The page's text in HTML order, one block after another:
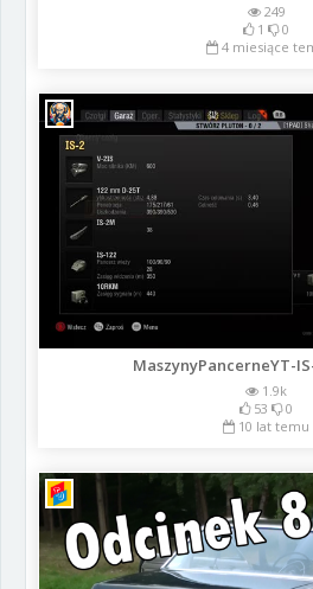
249
1
0
4 miesiące
MaszynyPancerneYT-
1.9k
53
0
10 lat temu